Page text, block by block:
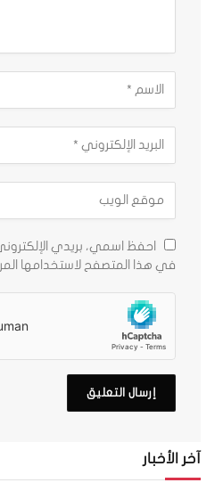
احفظ اسمي، بريدي
في هذا المتصفح لاستخدامها
آخر الأخبار